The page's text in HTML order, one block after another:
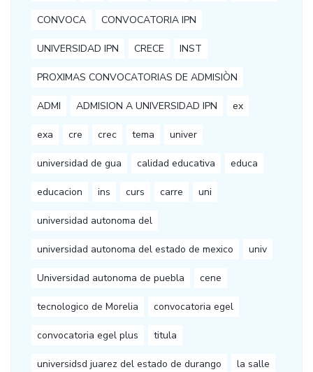
CONVOCA CONVOCATORIA IPN
UNIVERSIDAD IPN CRECE INST
PROXIMAS CONVOCATORIAS DE ADMISIÒN
ADMI ADMISION A UNIVERSIDAD IPN ex
exa cre crec tema univer
universidad de gua calidad educativa educa
educacion ins curs carre uni
universidad autonoma del
universidad autonoma del estado de mexico univ
Universidad autonoma de puebla cene
tecnologico de Morelia convocatoria egel
convocatoria egel plus titula
universidsd juarez del estado de durango la salle